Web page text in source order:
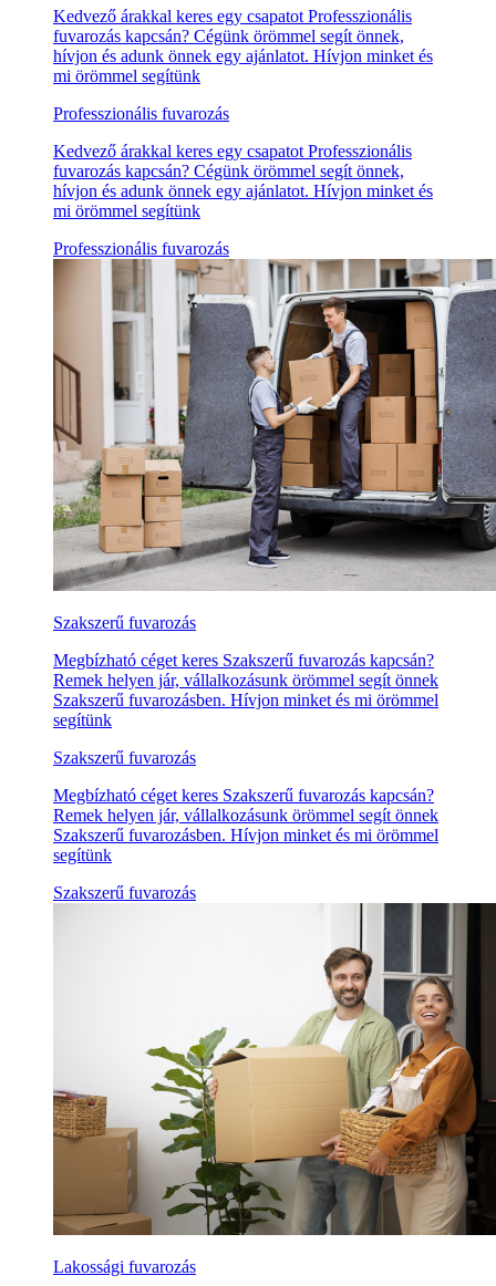
Kedvező árakkal keres egy csapatot Professzionális
fuvarozás kapcsán? Cégünk örömmel segít önnek,
hívjon és adunk önnek egy ajánlatot. Hívjon minket és
mi örömmel segítünk
Professzionális fuvarozás
Kedvező árakkal keres egy csapatot Professzionális
fuvarozás kapcsán? Cégünk örömmel segít önnek,
hívjon és adunk önnek egy ajánlatot. Hívjon minket és
mi örömmel segítünk
Professzionális fuvarozás
Szakszerű fuvarozás
Megbízható céget keres Szakszerű fuvarozás kapcsán?
Remek helyen jár, vállalkozásunk örömmel segít önnek
Szakszerű fuvarozásben. Hívjon minket és mi örömmel
segítünk
Szakszerű fuvarozás
Megbízható céget keres Szakszerű fuvarozás kapcsán?
Remek helyen jár, vállalkozásunk örömmel segít önnek
Szakszerű fuvarozásben. Hívjon minket és mi örömmel
segítünk
Szakszerű fuvarozás
Lakossági fuvarozás